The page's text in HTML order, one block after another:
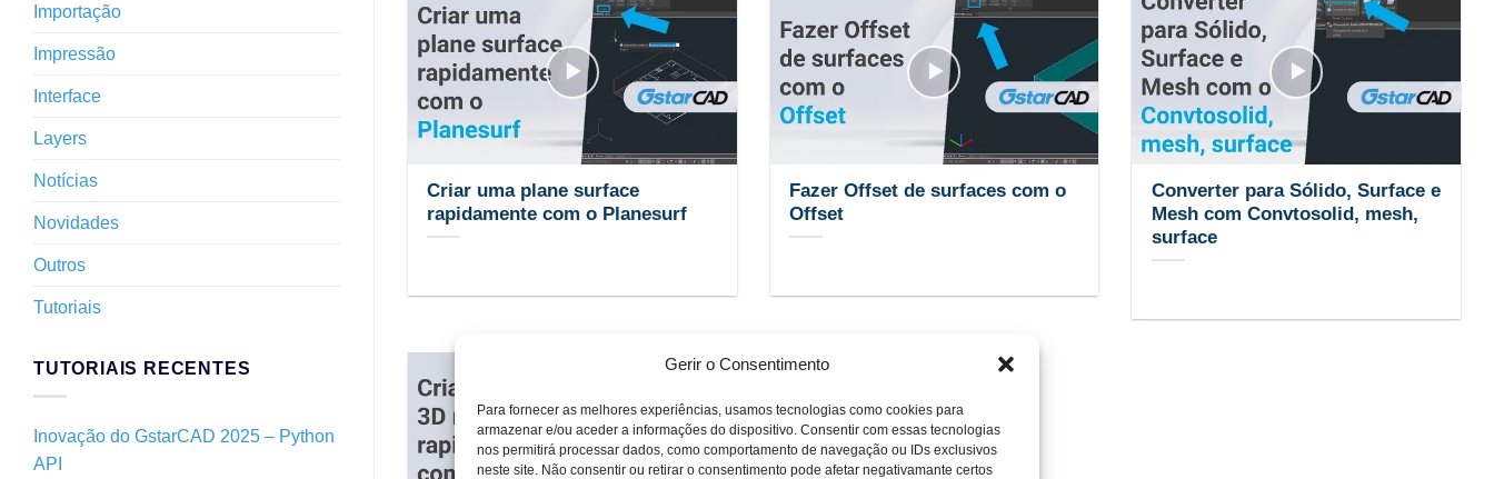
Gerir o Consentimento
Para fornecer as melhores experiências, usamos tecnologias como cookies para
armazenar e/ou aceder a informações do dispositivo. Consentir com essas tecnologias
nos permitirá processar dados, como comportamento de navegação ou IDs exclusivos
neste site. Não consentir ou retirar o consentimento pode afetar negativamante certos
Importação
Impressão
Interface
Layers
Notícias
Novidades
Outros
Tutoriais
TUTORIAIS RECENTES
Inovação do GstarCAD 2025 – Python
API
Criar uma plane surface
rapidamente com o Planesurf
Fazer Offset de surfaces com o
Offset
Converter para Sólido, Surface e
Mesh com Convtosolid, mesh,
surface